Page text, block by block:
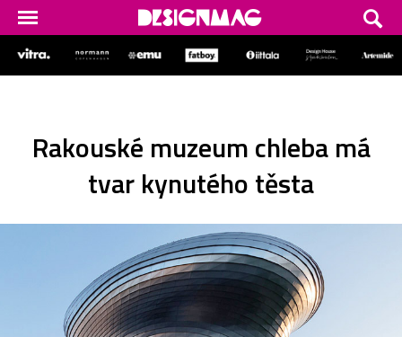
Rakouské muzeum chleba má
tvar kynutého těsta